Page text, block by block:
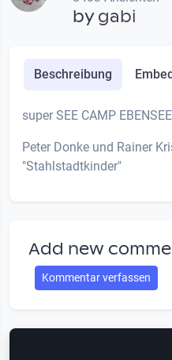
bygabi
Beschreibung
super SEE CAMP
Peter Donke und Rainer
"Stahlstadtkinder"
Add new
Kommentar verfassen